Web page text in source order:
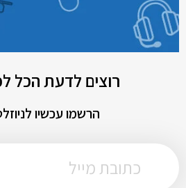
רוצים לדעת הכל
הרשמו עכשיו